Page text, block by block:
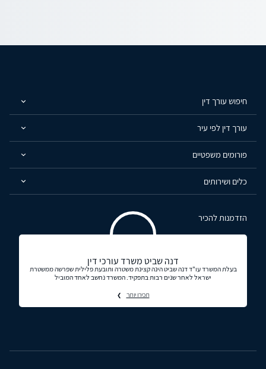
חיפוש עורך דין
עורך דין לפי עיר
פורומים משפטיים
כלים ושירותים
הזדמנות להכיר
דנה שביט משרד עורכי דין
בעלת המשרד עו"ד דנה שביט הינה קצינת משטרה ותובעת פלילית שפרשה ממשטרת
ישראל לאחר שנים רבות בתפקיד. המשרד נחשב לאחד המוביל
תכירו יותר